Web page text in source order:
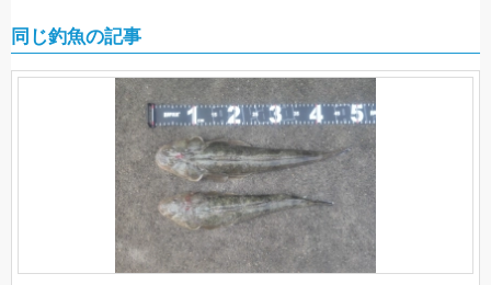
同じ釣魚の記事